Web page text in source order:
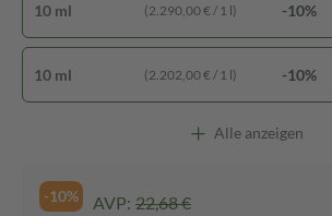
10 ml (2.290,00 € / 1 l) -10%
10 ml (2.202,00 € / 1 l) -10%
Alle anzeigen
-10% AVP: 22,68 €